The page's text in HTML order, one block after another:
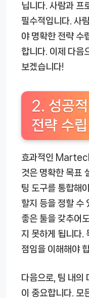
닙니다. 사람과 프
필수적입니다. 사
야 명확한 전략 수
합니다. 이제 다음
보겠습니다!
2. 성공
전략 수립
효과적인
것은 명확한 목표
팅 도구를 통합해
할지 등을 정할 수
좋은 툴을 갖추어
지 못하게 됩니다.
점임을 이해해야
다음으로, 팀 내의
이 중요합니다. 모